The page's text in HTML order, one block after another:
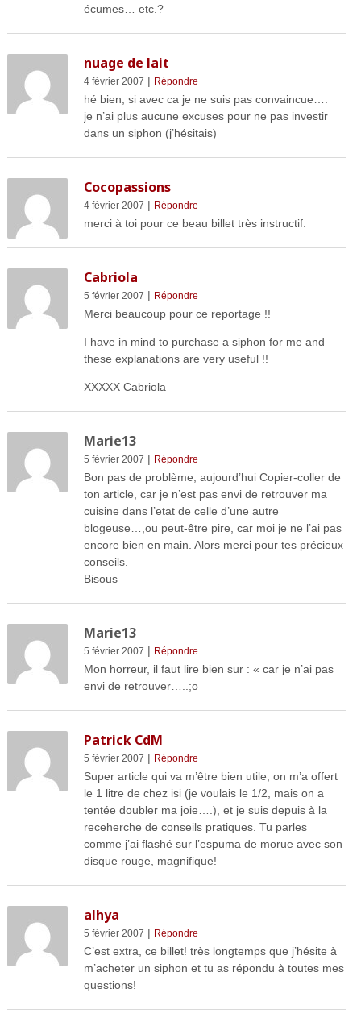
écumes… etc.?
nuage de lait
4 février 2007 | Répondre
hé bien, si avec ca je ne suis pas convaincue….
je n’ai plus aucune excuses pour ne pas investir
dans un siphon (j’hésitais)
Cocopassions
4 février 2007 | Répondre
merci à toi pour ce beau billet très instructif.
Cabriola
5 février 2007 | Répondre
Merci beaucoup pour ce reportage !!
I have in mind to purchase a siphon for me and
these explanations are very useful !!
XXXXX Cabriola
Marie13
5 février 2007 | Répondre
Bon pas de problème, aujourd’hui Copier-coller de
ton article, car je n’est pas envi de retrouver ma
cuisine dans l’etat de celle d’une autre
blogeuse…,ou peut-être pire, car moi je ne l’ai pas
encore bien en main. Alors merci pour tes précieux
conseils.
Bisous
Marie13
5 février 2007 | Répondre
Mon horreur, il faut lire bien sur : « car je n’ai pas
envi de retrouver…..;o
Patrick CdM
5 février 2007 | Répondre
Super article qui va m’être bien utile, on m’a offert
le 1 litre de chez isi (je voulais le 1/2, mais on a
tentée doubler ma joie….), et je suis depuis à la
receherche de conseils pratiques. Tu parles
comme j’ai flashé sur l’espuma de morue avec son
disque rouge, magnifique!
alhya
5 février 2007 | Répondre
C’est extra, ce billet! très longtemps que j’hésite à
m’acheter un siphon et tu as répondu à toutes mes
questions!